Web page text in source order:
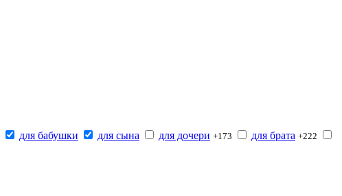
для бабушки для сына для дочери +173 для брата +222